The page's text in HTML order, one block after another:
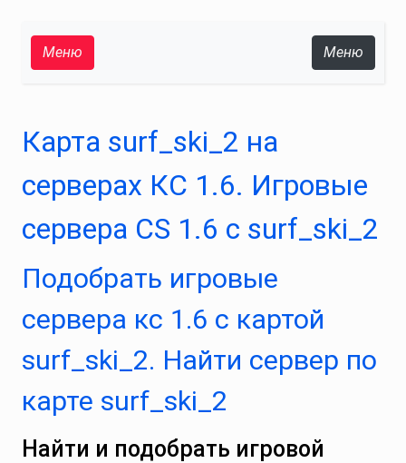
Меню Меню
Карта surf_ski_2 на
серверах КС 1.6. Игровые
сервера CS 1.6 с surf_ski_2
Подобрать игровые
сервера кс 1.6 с картой
surf_ski_2. Найти сервер по
карте surf_ski_2
Найти и подобрать игровой